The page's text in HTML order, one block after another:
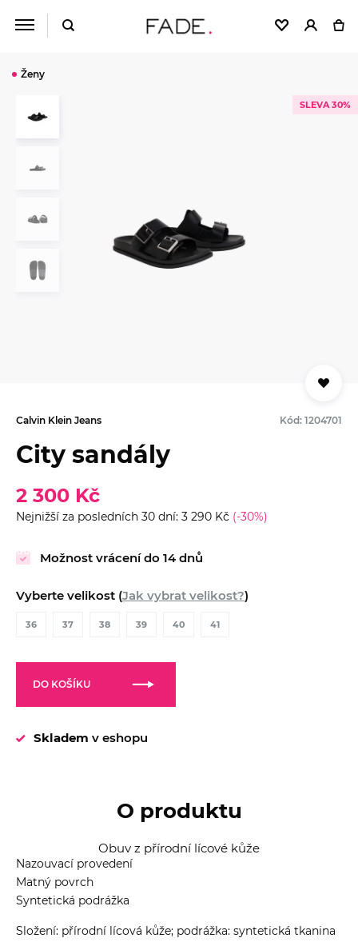
Ženy
SLEVA 30%
Calvin Klein Jeans Kód: 1204701
City sandály
2 300 Kč
Nejnižší za posledních 30 dní: 3 290 Kč (-30%)
Možnost vrácení do 14 dnů
Vyberte velikost (Jak vybrat velikost?)
36 37 38 39 40 41
DO KOŠÍKU
Skladem v eshopu
O produktu
Obuv z přírodní lícové kůže
Nazouvací provedení
Matný povrch
Syntetická podrážka
Složení: přírodní lícová kůže; podrážka: syntetická tkanina